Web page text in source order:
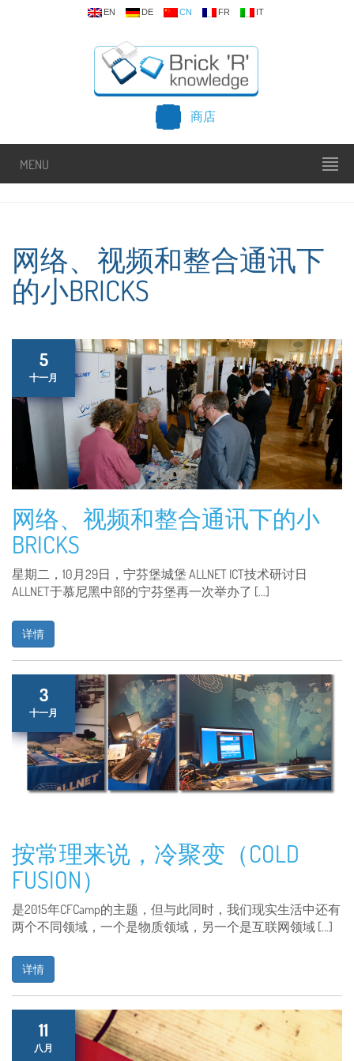
EN DE CN FR IT
商店
MENU
网络、视频和整合通讯下
的小BRICKS
5
十一月
网络、视频和整合通讯下的小
BRICKS
星期二，10月29日，宁芬堡城堡 ALLNET ICT技术研讨日
ALLNET于慕尼黑中部的宁芬堡再一次举办了 […]
详情
3
十一月
按常理来说，冷聚变（COLD
FUSION）
是2015年CFCamp的主题，但与此同时，我们现实生活中还有
两个不同领域，一个是物质领域，另一个是互联网领域 […]
详情
11
八月